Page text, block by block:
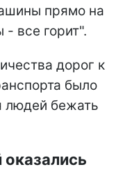
прямо на
все горит".
дорог к
было
людей бежать